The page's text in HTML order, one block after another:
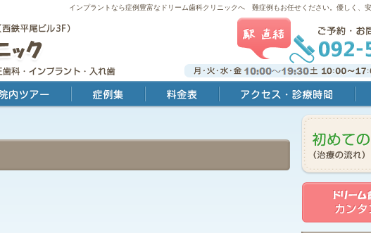
インプラントなら症例豊富なドリーム歯科クリニックへ 難症例もお任せください。優しく、安
お問